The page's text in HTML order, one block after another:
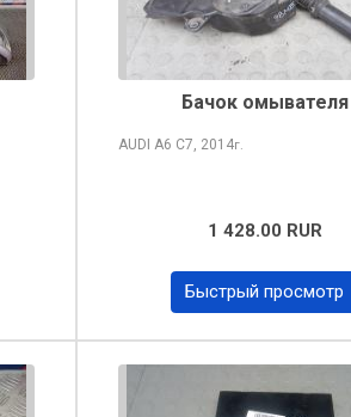
Бачок омывателя
AUDI A6 C7, 2014г.
1 428.00 RUR
Быстрый просмотр